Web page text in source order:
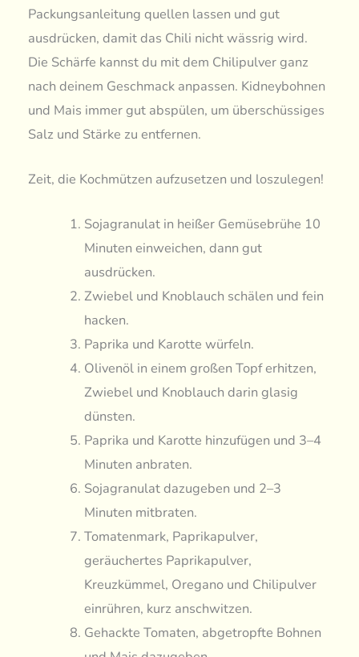
Packungsanleitung quellen lassen und gut
ausdrücken, damit das Chili nicht wässrig wird.
Die Schärfe kannst du mit dem Chilipulver ganz
nach deinem Geschmack anpassen. Kidneybohnen
und Mais immer gut abspülen, um überschüssiges
Salz und Stärke zu entfernen.
Zeit, die Kochmützen aufzusetzen und loszulegen!
Sojagranulat in heißer Gemüsebrühe 10
Minuten einweichen, dann gut
ausdrücken.
Zwiebel und Knoblauch schälen und fein
hacken.
Paprika und Karotte würfeln.
Olivenöl in einem großen Topf erhitzen,
Zwiebel und Knoblauch darin glasig
dünsten.
Paprika und Karotte hinzufügen und 3–4
Minuten anbraten.
Sojagranulat dazugeben und 2–3
Minuten mitbraten.
Tomatenmark, Paprikapulver,
geräuchertes Paprikapulver,
Kreuzkümmel, Oregano und Chilipulver
einrühren, kurz anschwitzen.
Gehackte Tomaten, abgetropfte Bohnen